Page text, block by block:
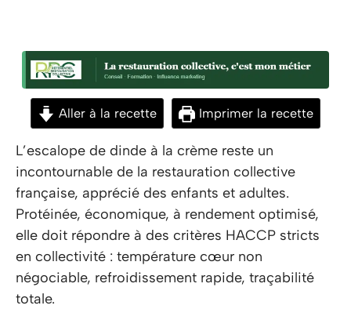
Aller à la recette Imprimer la recette
L’escalope de dinde à la crème reste un
incontournable de la restauration collective
française, apprécié des enfants et adultes.
Protéinée, économique, à rendement optimisé,
elle doit répondre à des critères HACCP stricts
en collectivité : température cœur non
négociable, refroidissement rapide, traçabilité
totale.